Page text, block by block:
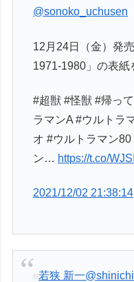
@sonoko_uchusen
12月24日（金）発
1971-1980」の表紙
#超獣 #怪獣 #帰っ
ラマンA #ウルトラ
オ #ウルトラマン80
ン… https://t.co/
2021/12/02 21:38:14
若狭 新一